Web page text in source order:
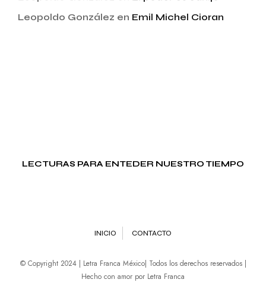
Leopoldo González en Emil Michel Cioran
LECTURAS PARA ENTEDER NUESTRO TIEMPO
INICIO CONTACTO
© Copyright 2024 | Letra Franca México| Todos los derechos reservados |
Hecho con amor por Letra Franca